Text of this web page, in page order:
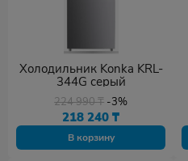
Холодильник Konka KRL-
344G серый
224 990₸ -3%
218 240₸
В корзину